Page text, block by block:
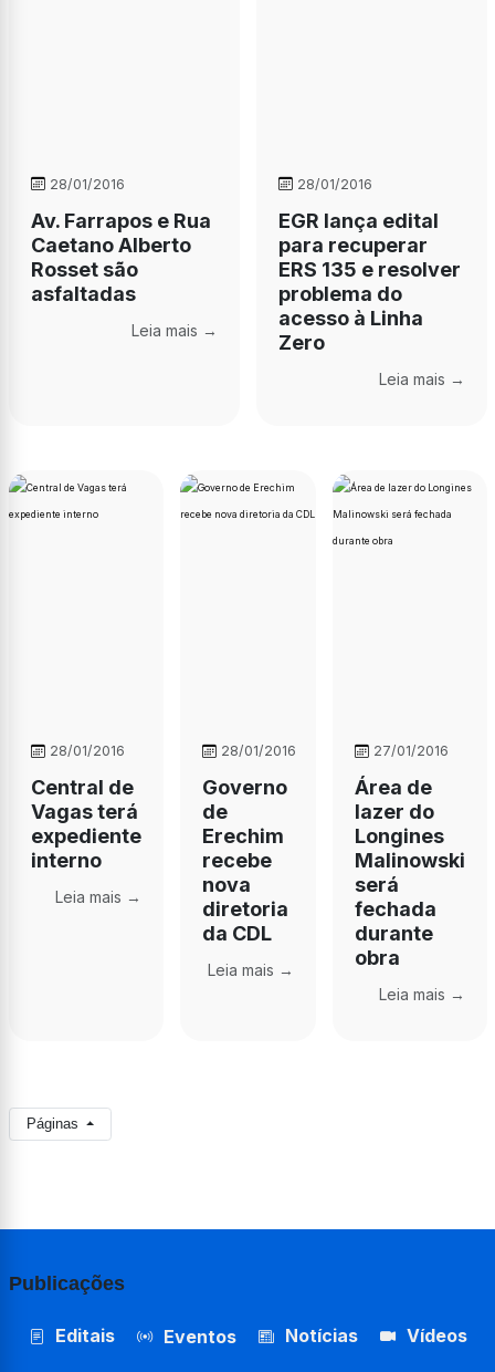
28/01/2016
Av. Farrapos e Rua
Caetano Alberto
Rosset são
asfaltadas
Leia mais →
28/01/2016
EGR lança edital
para recuperar
ERS 135 e resolver
problema do
acesso à Linha
Zero
Leia mais →
28/01/2016
Central de
Vagas terá
expediente
interno
Leia mais →
28/01/2016
Governo
de
Erechim
recebe
nova
diretoria
da CDL
Leia mais →
27/01/2016
Área de
lazer do
Longines
Malinowski
será
fechada
durante
obra
Leia mais →
Páginas
Publicações
Editais Eventos Notícias Vídeos